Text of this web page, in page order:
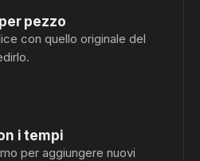
pezzo
con quello originale del
i tempi
per aggiungere nuovi